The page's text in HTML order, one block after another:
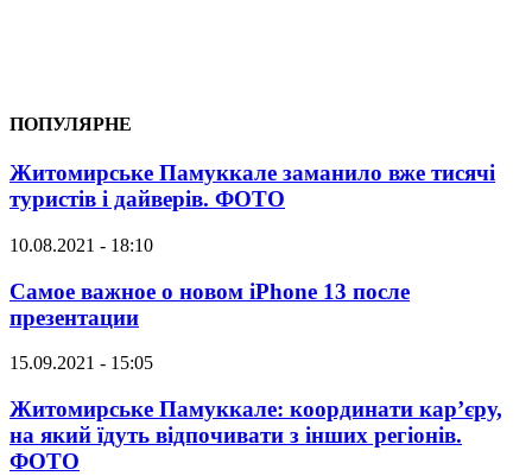
ПОПУЛЯРНЕ
Житомирське Памуккале заманило вже тисячі
туристів і дайверів. ФОТО
10.08.2021 - 18:10
Самое важное о новом iPhone 13 после
презентации
15.09.2021 - 15:05
Житомирське Памуккале: координати кар’єру,
на який їдуть відпочивати з інших регіонів.
ФОТО